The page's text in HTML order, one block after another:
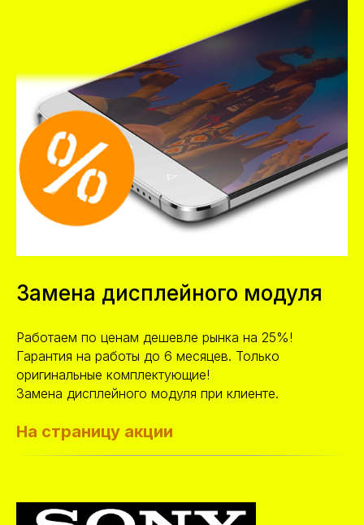
Замена дисплейного модуля
Работаем по ценам дешевле рынка на 25%!
Гарантия на работы до 6 месяцев. Только
оригинальные комплектующие!
Замена дисплейного модуля при клиенте.
На страницу акции